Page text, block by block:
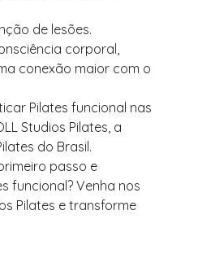
de lesões.
corporal,
conexão maior com o
Pilates funcional nas
Studios Pilates, a
do Brasil.
passo e
funcional? Venha nos
Pilates e transforme